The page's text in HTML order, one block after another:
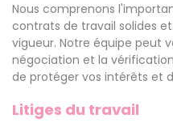
Nous comprenons
contrats de travail solides
vigueur. Notre équipe peut
négociation et la
de protéger vos intérêts et
Litiges du travail